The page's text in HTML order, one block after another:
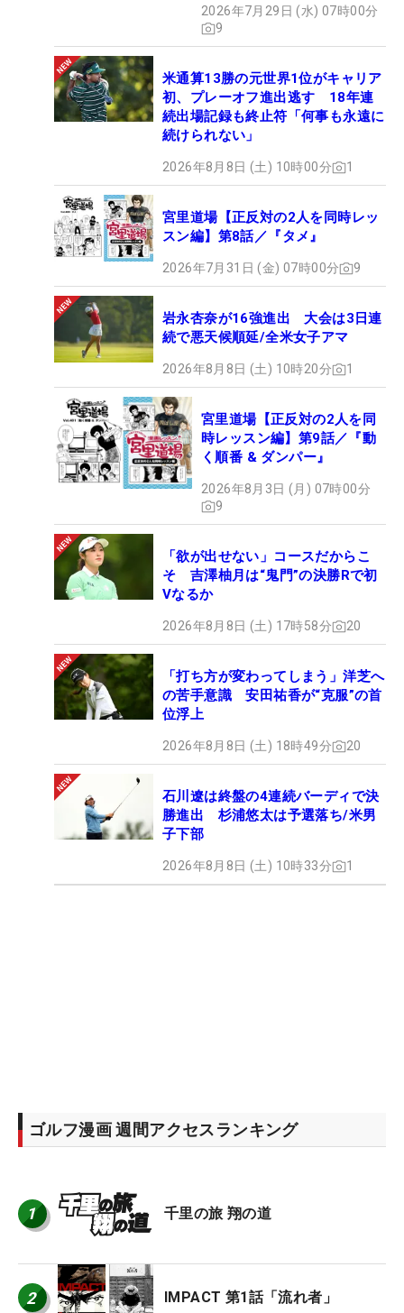
2026年7月29日 (水) 07時00分
9
米通算13勝の元世界1位がキャリア
初、プレーオフ進出逃す 18年連
続出場記録も終止符「何事も永遠に
続けられない」
2026年8月8日 (土) 10時00分 1
宮里道場【正反対の2人を同時レッ
スン編】第8話／『タメ』
2026年7月31日 (金) 07時00分 9
岩永杏奈が16強進出 大会は3日連
続で悪天候順延/全米女子アマ
2026年8月8日 (土) 10時20分 1
宮里道場【正反対の2人を同
時レッスン編】第9話／『動
く順番 & ダンパー』
2026年8月3日 (月) 07時00分
9
「欲が出せない」コースだからこ
そ 吉澤柚月は“鬼門”の決勝Rで初
Vなるか
2026年8月8日 (土) 17時58分 20
「打ち方が変わってしまう」洋芝へ
の苦手意識 安田祐香が“克服”の首
位浮上
2026年8月8日 (土) 18時49分 20
石川遼は終盤の4連続バーディで決
勝進出 杉浦悠太は予選落ち/米男
子下部
2026年8月8日 (土) 10時33分 1
ゴルフ漫画 週間アクセスランキング
1 千里の旅 翔の道
2 IMPACT 第1話「流れ者」